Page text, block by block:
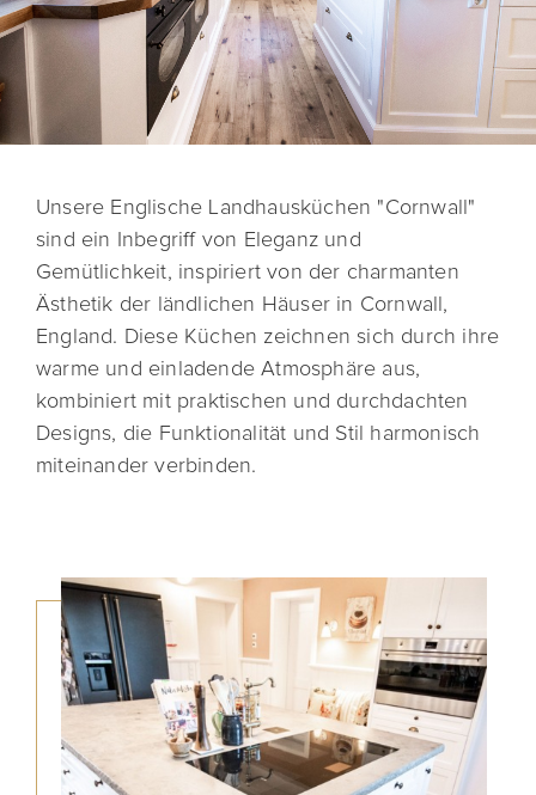
Unsere Englische Landhausküchen "Cornwall"
sind ein Inbegriff von Eleganz und
Gemütlichkeit, inspiriert von der charmanten
Ästhetik der ländlichen Häuser in Cornwall,
England. Diese Küchen zeichnen sich durch ihre
warme und einladende Atmosphäre aus,
kombiniert mit praktischen und durchdachten
Designs, die Funktionalität und Stil harmonisch
miteinander verbinden.